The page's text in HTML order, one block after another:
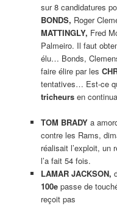
sur 8 candidatures
BONDS, Roger
MATTINGLY, Fred
Palmeiro. Il faut
élu… Bonds,
faire élire par les
tentatives… Est-ce
tricheursen
TOM BRADYa
contre les Rams,
réalisait l’exploit, un
l’a fait 54 fois.
LAMAR JACKSON,
100epasse de
reçoit pas